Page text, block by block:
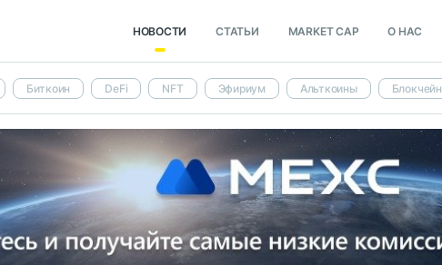
НОВОСТИ СТАТЬИ MARKET CAP О НАС
Биткоин DeFi NFT Эфириум Альткоины Блокчейн